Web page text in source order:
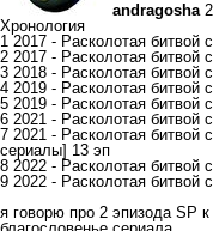
andragosha
Хронология
1 2017 - Расколотая битвой
2 2017 - Расколотая битвой
3 2018 - Расколотая битвой
4 2019 - Расколотая битвой
5 2019 - Расколотая битвой
6 2021 - Расколотая битвой
7 2021 - Расколотая битвой
сериалы] 13 эп
8 2022 - Расколотая битвой
9 2022 - Расколотая битвой
я говорю про 2 эпизода SP